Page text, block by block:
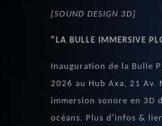
[SOUND DESIGN 3D]
"LA BULLE IMMERSIVE
Inauguration de la Bulle
2026 au Hub Axa, 21 Av.
immersion sonore en 3D
océans. Plus d'infos &